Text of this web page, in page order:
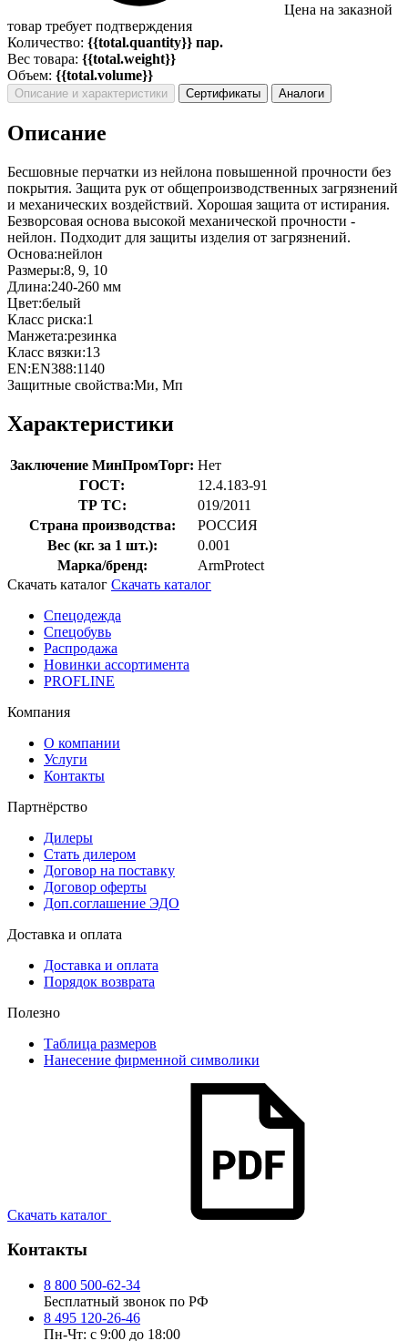
Цена на заказной
товар требует подтверждения
Количество: {{total.quantity}} пар.
Вес товара: {{total.weight}}
Объем: {{total.volume}}
Описание и характеристики Сертификаты Аналоги
Описание
Бесшовные перчатки из нейлона повышенной прочности без
покрытия. Защита рук от общепроизводственных загрязнений
и механических воздействий. Хорошая защита от истирания.
Безворсовая основа высокой механической прочности -
нейлон. Подходит для защиты изделия от загрязнений.
Основа:нейлон
Размеры:8, 9, 10
Длина:240-260 мм
Цвет:белый
Класс риска:1
Манжета:резинка
Класс вязки:13
EN:EN388:1140
Защитные свойства:Ми, Мп
Характеристики
Заключение МинПромТорг: Нет
ГОСТ:
12.4.183-91
ТР ТС:
019/2011
Страна производства:
РОССИЯ
Вес (кг. за 1 шт.):
0.001
Марка/бренд:
ArmProtect
Скачать каталог Скачать каталог
Спецодежда
Спецобувь
Распродажа
Новинки ассортимента
PROFLINE
Компания
О компании
Услуги
Контакты
Партнёрство
Дилеры
Стать дилером
Договор на поставку
Договор оферты
Доп.соглашение ЭДО
Доставка и оплата
Доставка и оплата
Порядок возврата
Полезно
Таблица размеров
Нанесение фирменной символики
Скачать каталог
Контакты
8 800 500-62-34
Бесплатный звонок по РФ
8 495 120-26-46
Пн-Чт: с 9:00 до 18:00